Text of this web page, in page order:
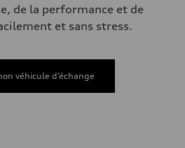
de la performance et de
et sans stress.
véhicule d’échange